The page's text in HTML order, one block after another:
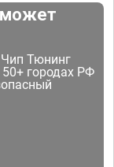
Тюнинг
городах РФ